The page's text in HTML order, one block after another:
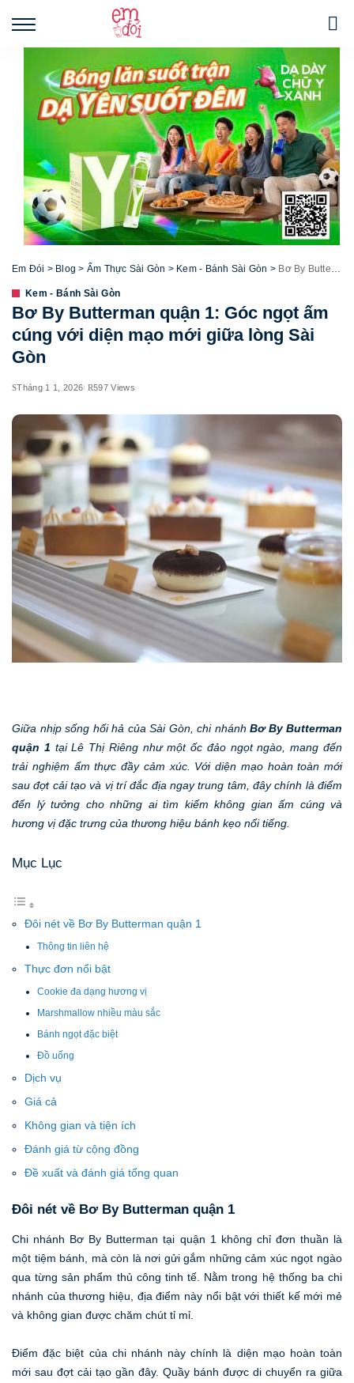
Em Đói > Blog > Ẩm Thực Sài Gòn > Kem - Bánh Sài Gòn > Bơ By Butterman quận 1: Góc ngọt ấm cúng với diện mạo mới giữa lòng Sài Gòn
Kem - Bánh Sài Gòn
Bơ By Butterman quận 1: Góc ngọt ấm
cúng với diện mạo mới giữa lòng Sài
Gòn
Tháng 1 1, 2026 597 Views
Giữa nhịp sống hối hả của Sài Gòn, chi nhánh Bơ By Butterman
quận 1 tại Lê Thị Riêng như một ốc đảo ngọt ngào, mang đến
trải nghiệm ẩm thực đầy cảm xúc. Với diện mạo hoàn toàn mới
sau đợt cải tạo và vị trí đắc địa ngay trung tâm, đây chính là điểm
đến lý tưởng cho những ai tìm kiếm không gian ấm cúng và
hương vị đặc trưng của thương hiệu bánh kẹo nổi tiếng.
Mục Lục
Đôi nét về Bơ By Butterman quận 1
Thông tin liên hệ
Thực đơn nổi bật
Cookie đa dạng hương vị
Marshmallow nhiều màu sắc
Bánh ngọt đặc biệt
Đồ uống
Dịch vụ
Giá cả
Không gian và tiện ích
Đánh giá từ cộng đồng
Đề xuất và đánh giá tổng quan
Đôi nét về Bơ By Butterman quận 1
Chi nhánh Bơ By Butterman tại quận 1 không chỉ đơn thuần là
một tiệm bánh, mà còn là nơi gửi gắm những cảm xúc ngọt ngào
qua từng sản phẩm thủ công tinh tế. Nằm trong hệ thống ba chi
nhánh của thương hiệu, địa điểm này nổi bật với thiết kế mới mẻ
và không gian được chăm chút tỉ mỉ.
Điểm đặc biệt của chi nhánh này chính là diện mạo hoàn toàn
mới sau đợt cải tạo gần đây. Quầy bánh được di chuyển ra giữa